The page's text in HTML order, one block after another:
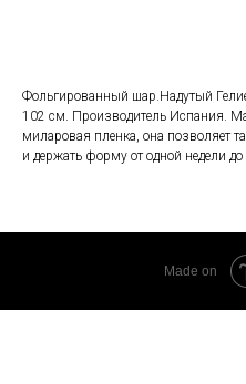
Фольгированный шар.Надутый
102 см. Производитель Испания.
миларовая пленка, она позволяет
и держать форму от одной недели
Made on